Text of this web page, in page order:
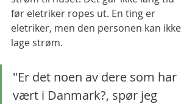
før eletriker ropes ut. En ting er
eletriker, men den personen kan ikke
lage strøm.
"Er det noen av dere som har
vært i Danmark?, spør jeg